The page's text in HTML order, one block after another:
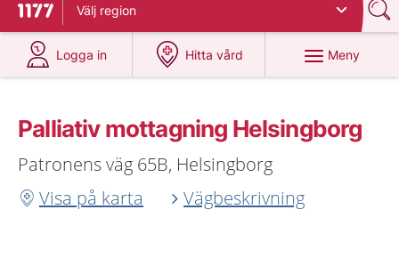
Till startsidan för 1177
Välj region
Logga in
på 1177.se
Hitta vård
på 1177.se
Meny
Palliativ mottagning Helsingborg
Patronens väg 65B, Helsingborg
Visa på karta
Vägbeskrivning